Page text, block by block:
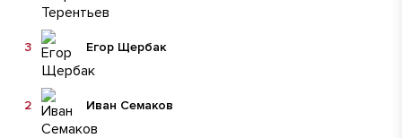
Егор Щербак
3
Иван Семаков
2